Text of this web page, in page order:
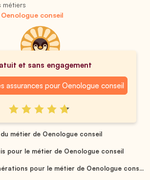
métiers
conseil
et sans engagement
assurances pour Oenologue conseil
métier de Oenologue conseil
pour le métier de Oenologue conseil
pour le métier de Oenologue cons...